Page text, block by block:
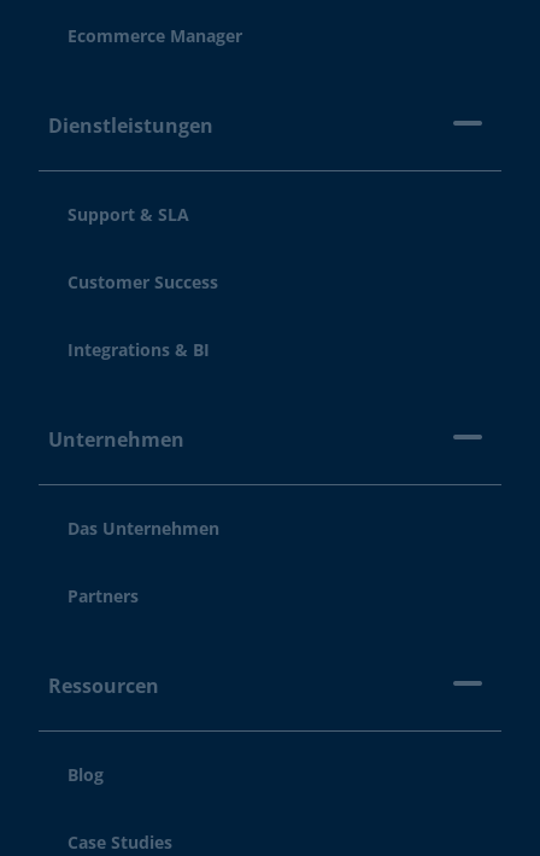
Ecommerce Manager
Dienstleistungen
Support & SLA
Customer Success
Integrations & BI
Unternehmen
Das Unternehmen
Partners
Ressourcen
Blog
Case Studies